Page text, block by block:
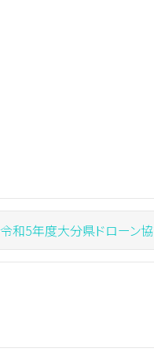
令和5年度大分県ドローン協議会第1回研修会